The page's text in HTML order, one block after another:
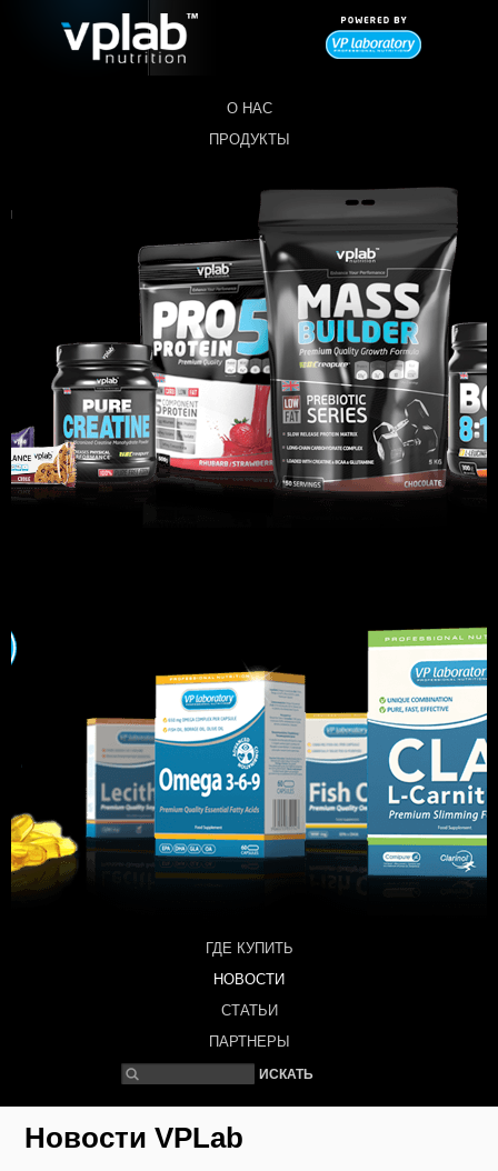
О НАС
ПРОДУКТЫ
ГДЕ КУПИТЬ
НОВОСТИ
СТАТЬИ
ПАРТНЕРЫ
Новости VPLab